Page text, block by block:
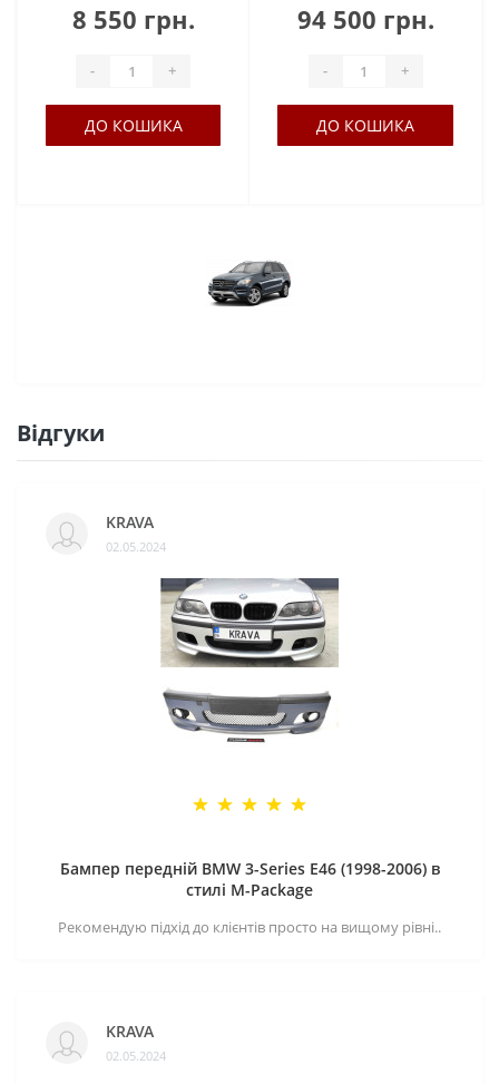
8 550 грн.
- +
ДО КОШИКА
94 500 грн.
- +
ДО КОШИКА
Відгуки
KRAVA
02.05.2024
Бампер передній BMW 3-Series E46 (1998-2006) в
стилі M-Package
Рекомендую підхід до клієнтів просто на вищому рівні..
KRAVA
02.05.2024